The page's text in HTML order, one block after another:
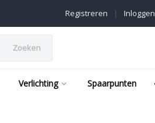
Inloggen
|
Registreren
Zoeken
Verlichting Spaarpunten